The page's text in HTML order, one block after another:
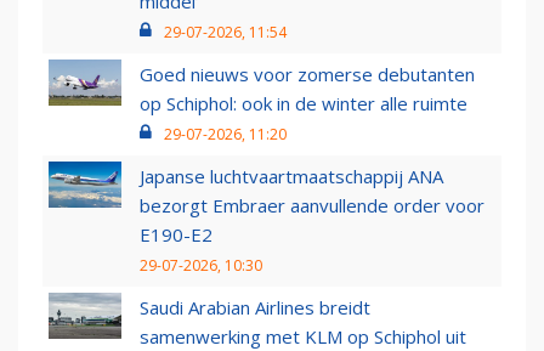
29-07-2026, 11:54
Goed nieuws voor zomerse debutanten
op Schiphol: ook in de winter alle ruimte
29-07-2026, 11:20
Japanse luchtvaartmaatschappij ANA
bezorgt Embraer aanvullende order voor
E190-E2
29-07-2026, 10:30
Saudi Arabian Airlines breidt
samenwerking met KLM op Schiphol uit